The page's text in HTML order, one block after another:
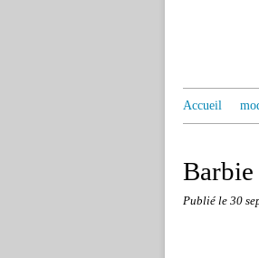
Accueil
Publié le 30